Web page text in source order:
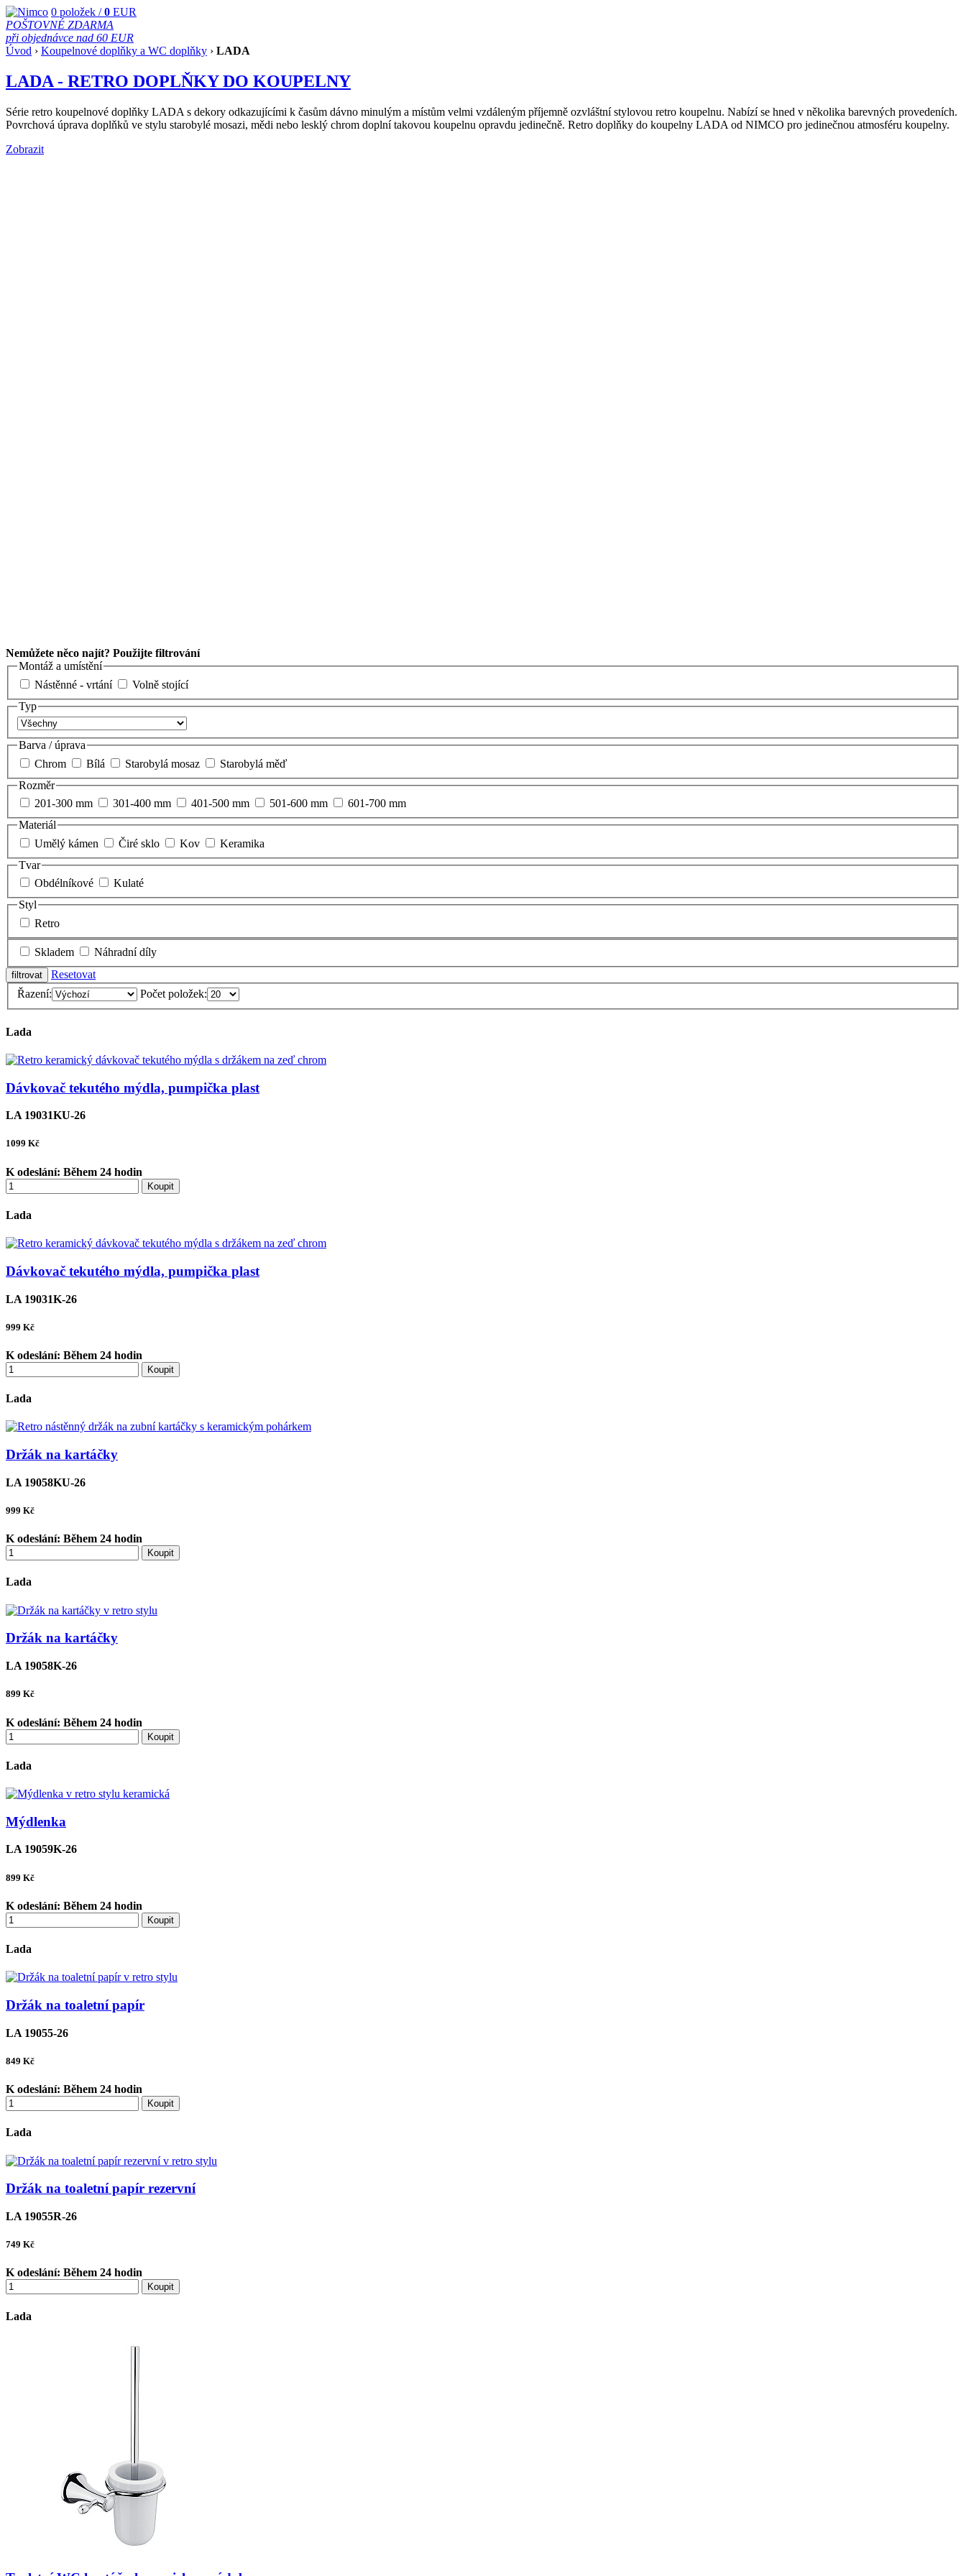
0 položek /0 EUR
POŠTOVNÉ ZDARMA
při objednávce nad 60 EUR
Úvod › Koupelnové doplňky a WC doplňky › LADA
LADA - RETRO DOPLŇKY DO KOUPELNY
Série retro koupelnové doplňky LADA s dekory odkazujícími k časům dávno minulým a místům velmi vzdáleným příjemně ozvláštní stylovou retro koupelnu. Nabízí se hned v několika barevných provedeních.
Povrchová úprava doplňků ve stylu starobylé mosazi, mědi nebo lesklý chrom doplní takovou koupelnu opravdu jedinečně. Retro doplňky do koupelny LADA od NIMCO pro jedinečnou atmosféru koupelny.
Zobrazit
Nemůžete něco najít? Použijte filtrování
Montáž a umístění
Nástěnné - vrtání
Volně stojící
Typ
Barva / úprava
Chrom
Bílá Starobylá mosaz
Starobylá měď
Rozměr
201-300 mm
301-400 mm 401-500 mm 501-600 mm
601-700 mm
Materiál
Umělý kámen
Čiré sklo Kov
Keramika
Tvar
Obdélníkové
Kulaté
Styl
Retro
Skladem
Náhradní díly
Resetovat
Řazení:
Počet položek:
Lada
Dávkovač tekutého mýdla, pumpička plast
LA 19031KU-26
1099 Kč
K odeslání: Během 24 hodin
Koupit
Lada
Dávkovač tekutého mýdla, pumpička plast
LA 19031K-26
999 Kč
K odeslání: Během 24 hodin
Koupit
Lada
Držák na kartáčky
LA 19058KU-26
999 Kč
K odeslání: Během 24 hodin
Koupit
Lada
Držák na kartáčky
LA 19058K-26
899 Kč
K odeslání: Během 24 hodin
Koupit
Lada
Mýdlenka
LA 19059K-26
899 Kč
K odeslání: Během 24 hodin
Koupit
Lada
Držák na toaletní papír
LA 19055-26
849 Kč
K odeslání: Během 24 hodin
Koupit
Lada
Držák na toaletní papír rezervní
LA 19055R-26
749 Kč
K odeslání: Během 24 hodin
Koupit
Lada